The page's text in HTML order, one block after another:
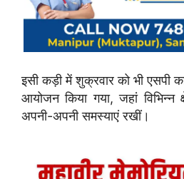
इसी कड़ी में शुक्रवार को भी एसपी
आयोजन किया गया, जहां विभिन्न
अपनी-अपनी समस्याएं रखीं।